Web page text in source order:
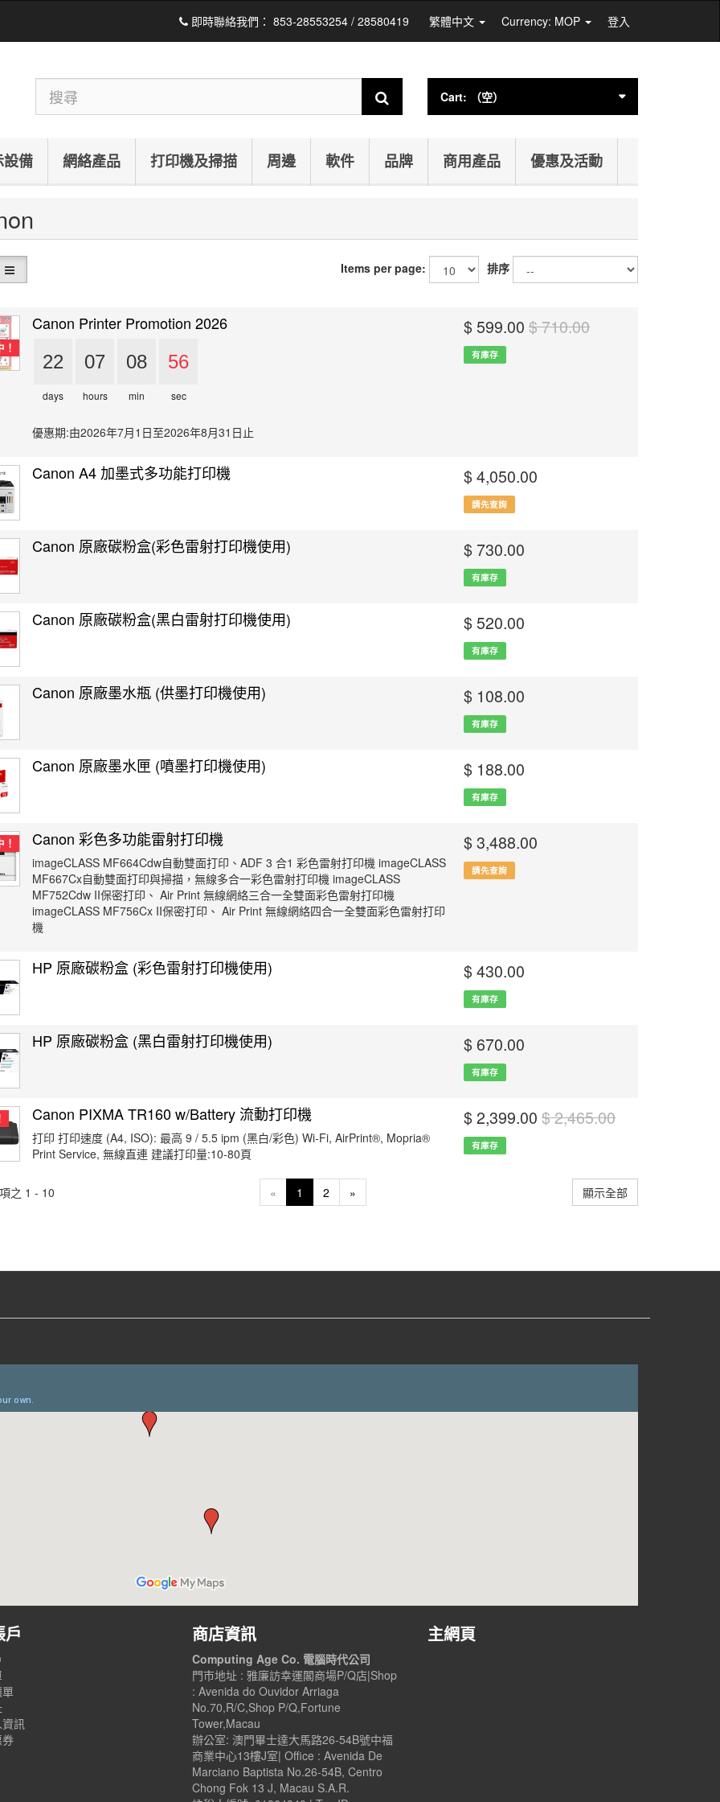
即時聯絡我們： 853-28553254 / 28580419 繁體中文 Currency: MOP 登入
Cart: （空）
備 網絡產品 打印機及掃描 周邊 軟件 品牌 商用產品 優惠及活動
排序
Items per page:
Canon Printer Promotion 2026
22
days
07
hours
08
min
56
sec
優惠期:由2026年7月1日至2026年8月31日止
$ 599.00$ 710.00
有庫存
Canon A4 加墨式多功能打印機 $ 4,050.00
請先查詢
Canon 原廠碳粉盒(彩色雷射打印機使用) $ 730.00
有庫存
Canon 原廠碳粉盒(黑白雷射打印機使用) $ 520.00
有庫存
Canon 原廠墨水瓶 (供墨打印機使用) $ 108.00
有庫存
Canon 原廠墨水匣 (噴墨打印機使用) $ 188.00
有庫存
Canon 彩色多功能雷射打印機
imageCLASS MF664Cdw自動雙面打印、ADF 3 合1 彩色雷射打印機 imageCLASS
MF667Cx自動雙面打印與掃描，無線多合一彩色雷射打印機 imageCLASS
MF752Cdw II保密打印、 Air Print 無線網絡三合一全雙面彩色雷射打印機
imageCLASS MF756Cx II保密打印、 Air Print 無線網絡四合一全雙面彩色雷射打印
機
$ 3,488.00
請先查詢
HP 原廠碳粉盒 (彩色雷射打印機使用) $ 430.00
有庫存
HP 原廠碳粉盒 (黑白雷射打印機使用) $ 670.00
有庫存
Canon PIXMA TR160 w/Battery 流動打印機
打印 打印速度 (A4, ISO): 最高 9 / 5.5 ipm (黑白/彩色) Wi-Fi, AirPrint®, Mopria®
Print Service, 無線直連 建議打印量:10-80頁
$ 2,399.00$ 2,465.00
有庫存
« 1 2 » 顯示全部
之 1 - 10
戶
訊
商店資訊
Computing Age Co. 電腦時代公司
門市地址 : 雅廉訪幸運閣商場P/Q店|Shop
: Avenida do Ouvidor Arriaga
No.70,R/C,Shop P/Q,Fortune
Tower,Macau
辦公室: 澳門畢士達大馬路26-54B號中福
商業中心13樓J室| Office : Avenida De
Marciano Baptista No.26-54B, Centro
Chong Fok 13 J, Macau S.A.R.
主網頁